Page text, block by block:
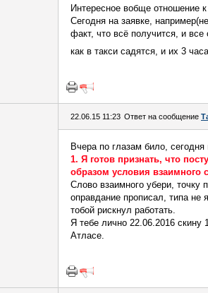
Интересное вобще отношение
Сегодня на заявке,
факт, что всё получится, и
как в такси садятся, и их 3
22.06.15 11:23 Ответ на сообщение
Вчера по глазам било,
1. Я готов признать, что
образом условия взаимного
Слово взаимного убери, точку
оправдание прописал, типа
тобой рискнул работать.
Я тебе лично 22.06.2016 скину
Атласе.